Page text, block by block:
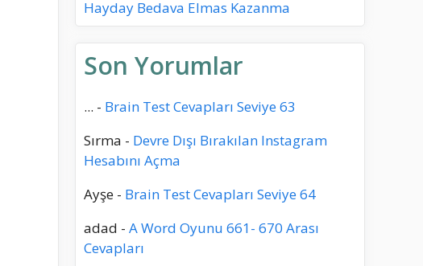
Hayday Bedava Elmas Kazanma
Son Yorumlar
... - Brain Test Cevapları Seviye 63
Sırma - Devre Dışı Bırakılan Instagram
Hesabını Açma
Ayşe - Brain Test Cevapları Seviye 64
adad - A Word Oyunu 661- 670 Arası
Cevapları